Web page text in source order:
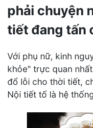
phải chuyện
tiết đang tấn
Với phụ nữ, kinh
khỏe" trực quan
đổ lỗi cho thời tiết,
Nội tiết tố là hệ